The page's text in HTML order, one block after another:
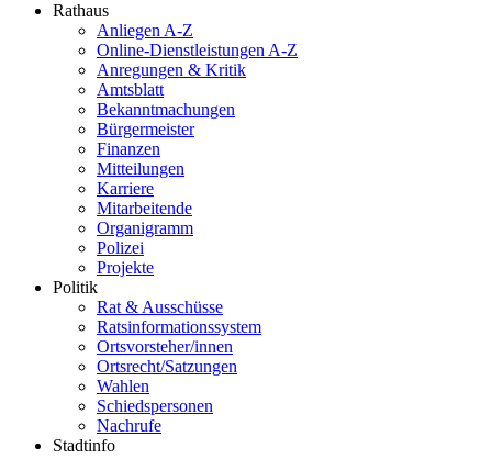
Rathaus
Anliegen A-Z
Online-Dienstleistungen A-Z
Anregungen & Kritik
Amtsblatt
Bekanntmachungen
Bürgermeister
Finanzen
Mitteilungen
Karriere
Mitarbeitende
Organigramm
Polizei
Projekte
Politik
Rat & Ausschüsse
Ratsinformationssystem
Ortsvorsteher/innen
Ortsrecht/Satzungen
Wahlen
Schiedspersonen
Nachrufe
Stadtinfo